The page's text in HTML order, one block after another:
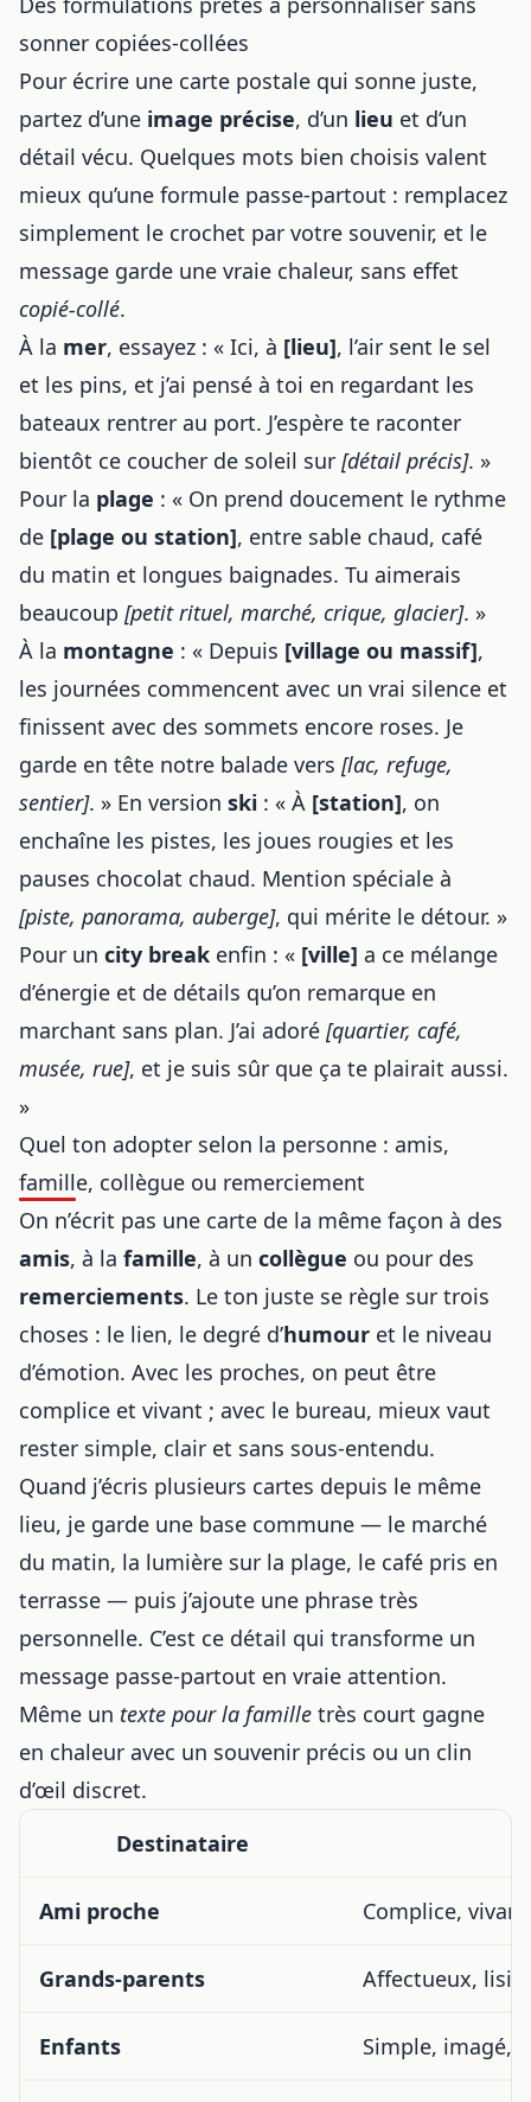
sonner copiées-collées
Pour écrire une carte postale qui sonne juste,
partez d’une image précise, d’un lieu et d’un
détail vécu. Quelques mots bien choisis valent
mieux qu’une formule passe-partout : remplacez
simplement le crochet par votre souvenir, et le
message garde une vraie chaleur, sans effet
copié-collé.
À la mer, essayez : « Ici, à [lieu], l’air sent le sel
et les pins, et j’ai pensé à toi en regardant les
bateaux rentrer au port. J’espère te raconter
bientôt ce coucher de soleil sur [détail précis]. »
Pour la plage : « On prend doucement le rythme
de [plage ou station], entre sable chaud, café
du matin et longues baignades. Tu aimerais
beaucoup [petit rituel, marché, crique, glacier]. »
À la montagne : « Depuis [village ou massif],
les journées commencent avec un vrai silence et
finissent avec des sommets encore roses. Je
garde en tête notre balade vers [lac, refuge,
sentier]. » En version ski : « À [station], on
enchaîne les pistes, les joues rougies et les
pauses chocolat chaud. Mention spéciale à
[piste, panorama, auberge], qui mérite le détour. »
Pour un city break enfin : « [ville] a ce mélange
d’énergie et de détails qu’on remarque en
marchant sans plan. J’ai adoré [quartier, café,
musée, rue], et je suis sûr que ça te plairait aussi.
»
Quel ton adopter selon la personne : amis,
famille, collègue ou remerciement
On n’écrit pas une carte de la même façon à des
amis, à la famille, à un collègue ou pour des
remerciements. Le ton juste se règle sur trois
choses : le lien, le degré d’humour et le niveau
d’émotion. Avec les proches, on peut être
complice et vivant ; avec le bureau, mieux vaut
rester simple, clair et sans sous-entendu.
Quand j’écris plusieurs cartes depuis le même
lieu, je garde une base commune — le marché
du matin, la lumière sur la plage, le café pris en
terrasse — puis j’ajoute une phrase très
personnelle. C’est ce détail qui transforme un
message passe-partout en vraie attention.
Même un texte pour la famille très court gagne
en chaleur avec un souvenir précis ou un clin
d’œil discret.
Destinataire
Ami proche Complice,
Grands-parents Affectueux,
Enfants Simple, imagé,